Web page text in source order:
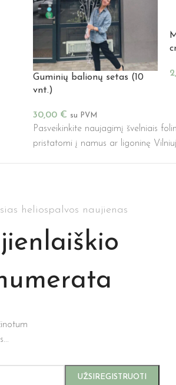
Guminių balionų setas (10
vnt.)
30,00 € su PVM
Pasveikinkite naujagimį švelniais
pristatomi į namus ar ligoninę
heliospalvos naujienas